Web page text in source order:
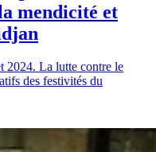
mendicité et
2024. La lutte contre le
des festivités du